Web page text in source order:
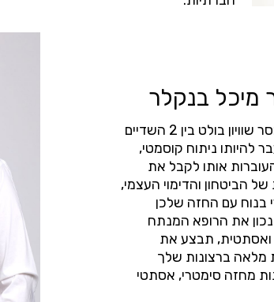
מיכל בנקלר
הניתוח מתאים לכל אחת מכן שסובלת ממצב של חוסר שוויון בולט בין 2 השדיים
להיותו ניתוח קוסמטי,
אותו לקבל את
הביטחון והדימוי העצמי,
בנוח עם החזה שלכן
נכון את הרופא המנתח
ואסתטית, תבצע את
מלאה ברצונות שלך
מחזה סימטרי, אסתטי